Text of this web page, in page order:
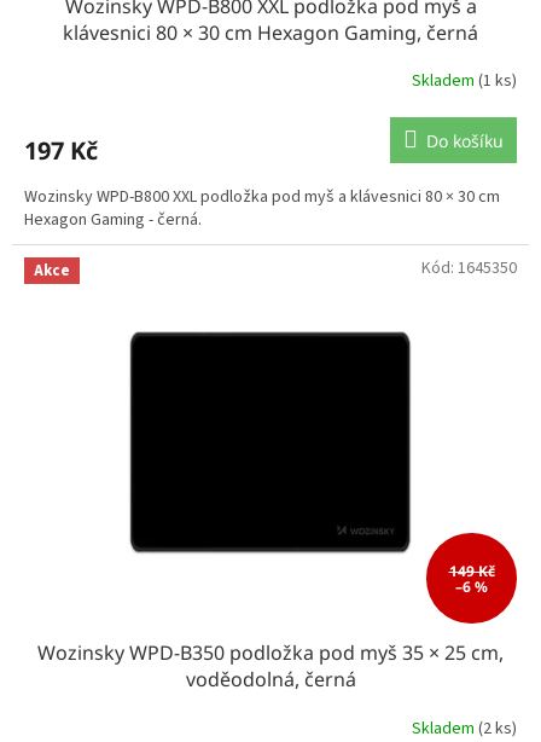
Wozinsky WPD-B800 XXL podložka pod myš a
klávesnici 80 × 30 cm Hexagon Gaming, černá
Skladem (1 ks)
197 Kč Do košíku
Wozinsky WPD-B800 XXL podložka pod myš a klávesnici 80 × 30 cm
Hexagon Gaming - černá.
Akce
149 Kč
–6 %
Wozinsky WPD-B350 podložka pod myš 35 × 25 cm,
voděodolná, černá
Skladem (2 ks)
Kód: 1645350